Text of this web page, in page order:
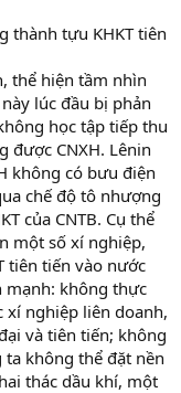
thành tựu KHKT tiên
thể hiện tầm nhìn
lúc đầu bị phản
học tập tiếp thu
được CNXH. Lênin
không có bưu điện
chế độ tô nhượng
của CNTB. Cụ thể
một số xí nghiệp,
tiên tiến vào nước
mạnh: không thực
xí nghiệp liên doanh,
và tiên tiến; không
không thể đặt nền
thác dầu khí, một